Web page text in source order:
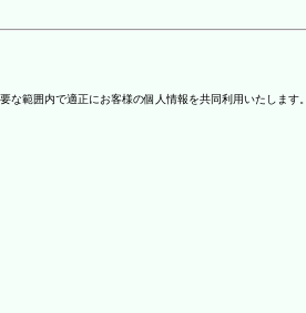
な範囲内で適正にお客様の個人情報を共同利用いたします。